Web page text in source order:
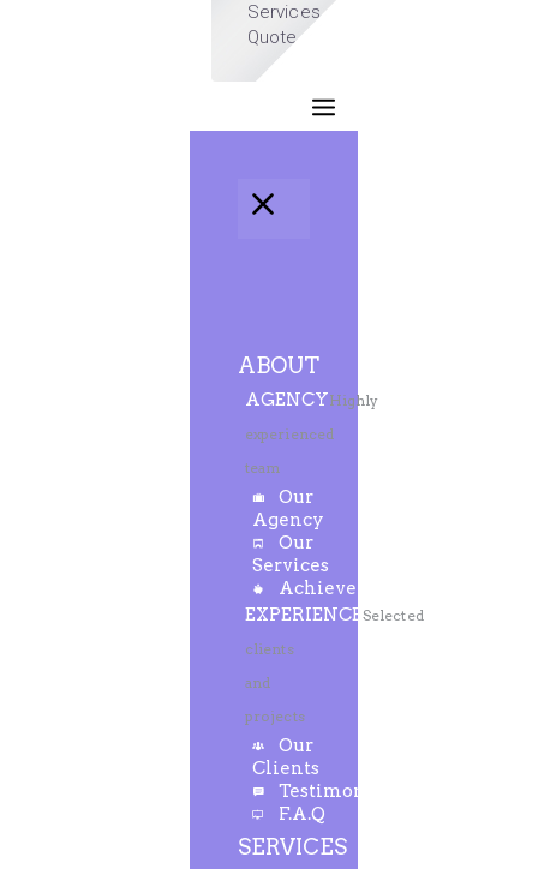
Services
Quote
ABOUT
AGENCYHighly
experienced
team
Our
Agency
Our
Services
Achievements
EXPERIENCE Selected
clients
and
projects
Our
Clients
Testimonials
F.A.Q
SERVICES